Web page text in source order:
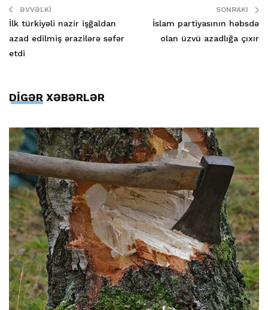
ƏVVƏLKI
İlk türkiyəli nazir işğaldan
azad edilmiş ərazilərə səfər
etdi
SONRAKI
İslam partiyasının həbsdə
olan üzvü azadlığa çıxır
DİGƏR XƏBƏRLƏR